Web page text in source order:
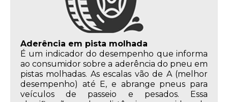
Aderência em pista molhada
É um indicador do desempenho que informa
ao consumidor sobre a aderência do pneu em
pistas molhadas. As escalas vão de A (melhor
desempenho) até E, e abrange pneus para
veículos de passeio e pesados. Essa